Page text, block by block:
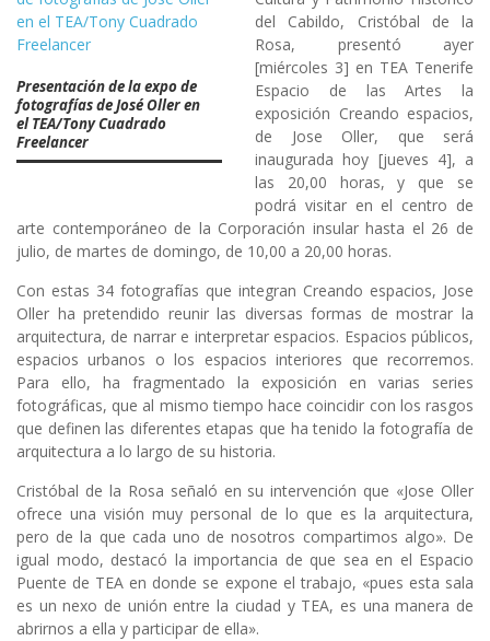
Presentación de la expo de
fotografías de José Oller en
el TEA/Tony Cuadrado
Freelancer
del Cabildo, Cristóbal de la
Rosa, presentó ayer
[miércoles 3] en TEA Tenerife
Espacio de las Artes la
exposición Creando espacios,
de Jose Oller, que será
inaugurada hoy [jueves 4], a
las 20,00 horas, y que se
podrá visitar en el centro de
arte contemporáneo de la Corporación insular hasta el 26 de
julio, de martes de domingo, de 10,00 a 20,00 horas.
Con estas 34 fotografías que integran Creando espacios, Jose
Oller ha pretendido reunir las diversas formas de mostrar la
arquitectura, de narrar e interpretar espacios. Espacios públicos,
espacios urbanos o los espacios interiores que recorremos.
Para ello, ha fragmentado la exposición en varias series
fotográficas, que al mismo tiempo hace coincidir con los rasgos
que definen las diferentes etapas que ha tenido la fotografía de
arquitectura a lo largo de su historia.
Cristóbal de la Rosa señaló en su intervención que «Jose Oller
ofrece una visión muy personal de lo que es la arquitectura,
pero de la que cada uno de nosotros compartimos algo». De
igual modo, destacó la importancia de que sea en el Espacio
Puente de TEA en donde se expone el trabajo, «pues esta sala
es un nexo de unión entre la ciudad y TEA, es una manera de
abrirnos a ella y participar de ella».